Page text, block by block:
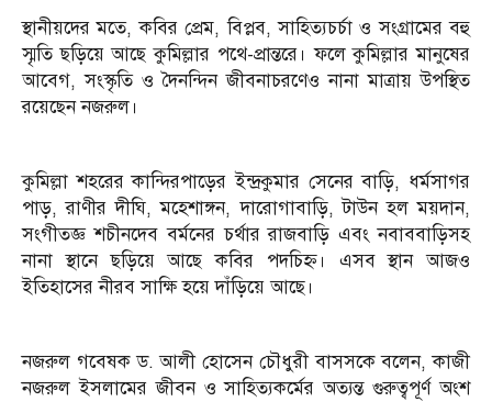
স্থানীয়দের মতে, কবির প্রেম, বিপ্লব, সাহিত্যচর্চা ও সংগ্রামের বহু
স্মৃতি ছড়িয়ে আছে কুমিল্লার পথে-প্রান্তরে। ফলে কুমিল্লার মানুষের
আবেগ, সংস্কৃতি ও দৈনন্দিন জীবনাচরণেও নানা মাত্রায় উপস্থিত
রয়েছেন নজরুল।
কুমিল্লা শহরের কান্দিরপাড়ের ইন্দ্রকুমার সেনের বাড়ি, ধর্মসাগর
পাড়, রাণীর দীঘি, মহেশাঙ্গন, দারোগাবাড়ি, টাউন হল ময়দান,
সংগীতজ্ঞ শচীনদেব বর্মনের চর্থার রাজবাড়ি এবং নবাববাড়িসহ
নানা স্থানে ছড়িয়ে আছে কবির পদচিহ্ন। এসব স্থান আজও
ইতিহাসের নীরব সাক্ষি হয়ে দাঁড়িয়ে আছে।
নজরুল গবেষক ড. আলী হোসেন চৌধুরী বাসসকে বলেন, কাজী
নজরুল ইসলামের জীবন ও সাহিত্যকর্মের অত্যন্ত গুরুত্বপূর্ণ অংশ